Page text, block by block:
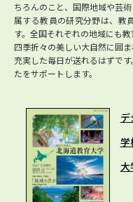
ちろんのこと、国際地域や芸
属する教員の研究分野は、教
す。全国それぞれの地域にも
四季折々の美しい大自然に囲
充実した毎日が送れるはずで
たをサポートします。
学
大